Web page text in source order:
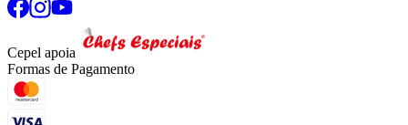
Cepel apoia
Formas de Pagamento